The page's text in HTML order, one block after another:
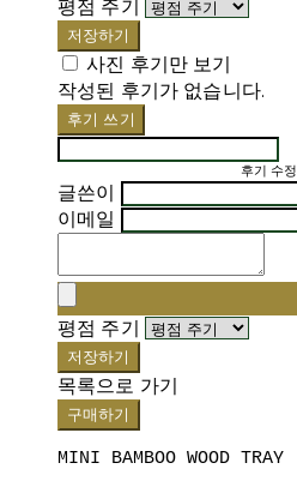
평점 주기
저장하기
사진 후기만 보기
작성된 후기가 없습니다.
후기 쓰기
후기 수정
글쓴이
이메일
평점 주기
저장하기
목록으로 가기
구매하기
MINI BAMBOO WOOD TRAY